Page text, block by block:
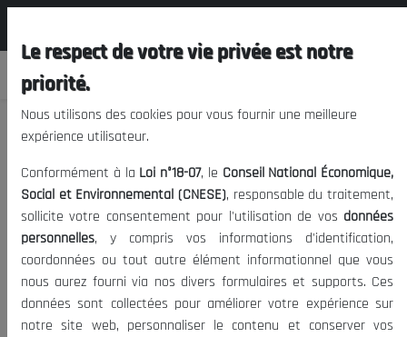
Date de publication: 01/04/2005 Visites: 908
Le respect de votre vie privée est notre
priorité.
Nous utilisons des cookies pour vous fournir une meilleure
expérience utilisateur.
Conformément à la Loi n°18-07, le Conseil National Économique,
Social et Environnemental (CNESE), responsable du traitement,
sollicite votre consentement pour l'utilisation de vos données
personnelles, y compris vos informations d'identification,
coordonnées ou tout autre élément informationnel que vous
nous aurez fourni via nos divers formulaires et supports. Ces
données sont collectées pour améliorer votre expérience sur
notre site web, personnaliser le contenu et conserver vos